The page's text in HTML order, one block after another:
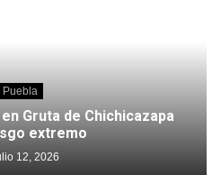
Puebla
Gruta de Chichicazapa
extremo
12, 2026